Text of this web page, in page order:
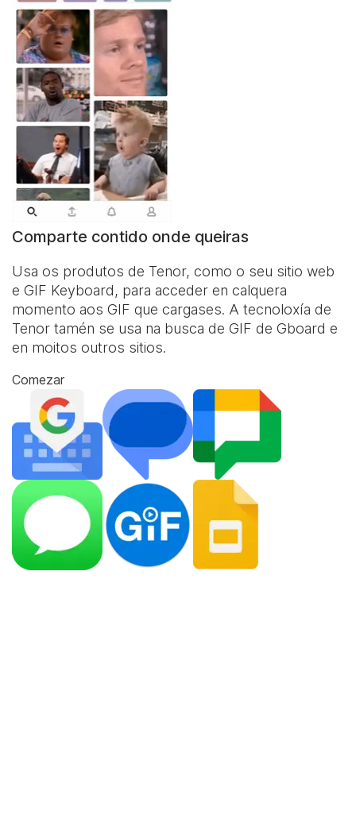
Comparte contido onde queiras
Usa os produtos de Tenor, como o seu sitio web
e GIF Keyboard, para acceder en calquera
momento aos GIF que cargases. A tecnoloxía de
Tenor tamén se usa na busca de GIF de Gboard e
en moitos outros sitios.
Comezar